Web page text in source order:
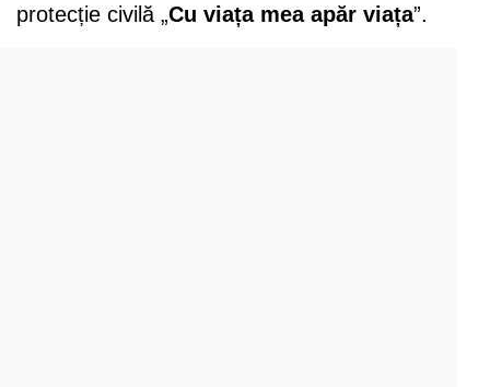
protecție civilă „Cu viața mea apăr viața”.